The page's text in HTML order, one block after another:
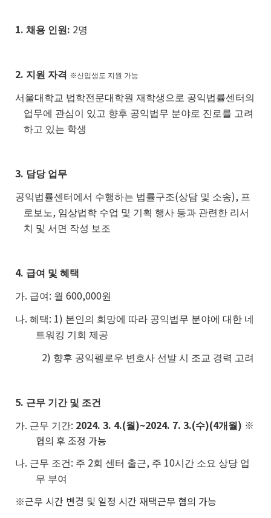
1. 채용 인원 : 2명
2. 지원 자격 ※신입생도 지원 가능
서울대학교 법학전문대학원 재학생으로 공익법률센터의
업무에 관심이 있고 향후 공익법무 분야로 진로를 고려
하고 있는 학생
3. 담당 업무
공익법률센터에서 수행하는 법률구조(상담 및 소송), 프
로보노, 임상법학 수업 및 기획 행사 등과 관련한 리서
치 및 서면 작성 보조
4. 급여 및 혜택
가. 급여 : 월 600,000원
나. 혜택: 1) 본인의 희망에 따라 공익법무 분야에 대한 네
트워킹 기회 제공
2) 향후 공익펠로우 변호사 선발 시 조교 경력 고려
5. 근무 기간 및 조건
가. 근무 기간: 2024. 3. 4.(월 )~2024. 7. 3.(수)(4개월 ) ※
협의 후 조정 가능
나. 근무 조건 : 주 2회 센터 출근, 주 10시간 소요 상당 업
무 부여
※근무 시간 변경 및 일정 시간 재택근무 협의 가능